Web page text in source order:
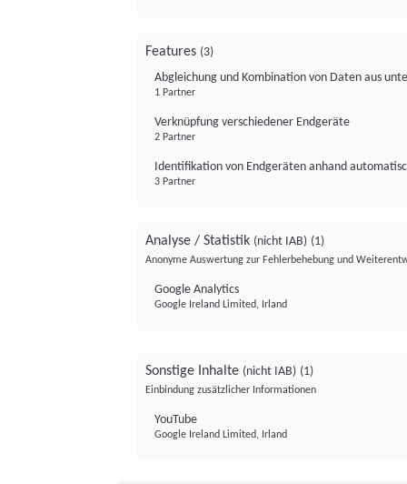
Features (3)
Abgleichung und Kombination von Daten aus
1 Partner
Verknüpfung verschiedener Endgeräte
2 Partner
Identifikation von Endgeräten anhand
3 Partner
Analyse / Statistik (nicht IAB) (1)
Anonyme Auswertung zur Fehlerbehebung und
Google Analytics
Google Ireland Limited, Irland
Sonstige Inhalte (nicht IAB) (1)
Einbindung zusätzlicher Informationen
YouTube
Google Ireland Limited, Irland